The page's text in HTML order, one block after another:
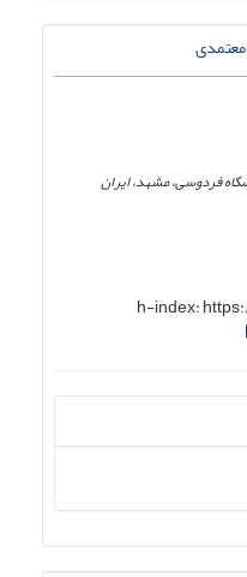
فردوسی، مشهد، ایران
h-index: